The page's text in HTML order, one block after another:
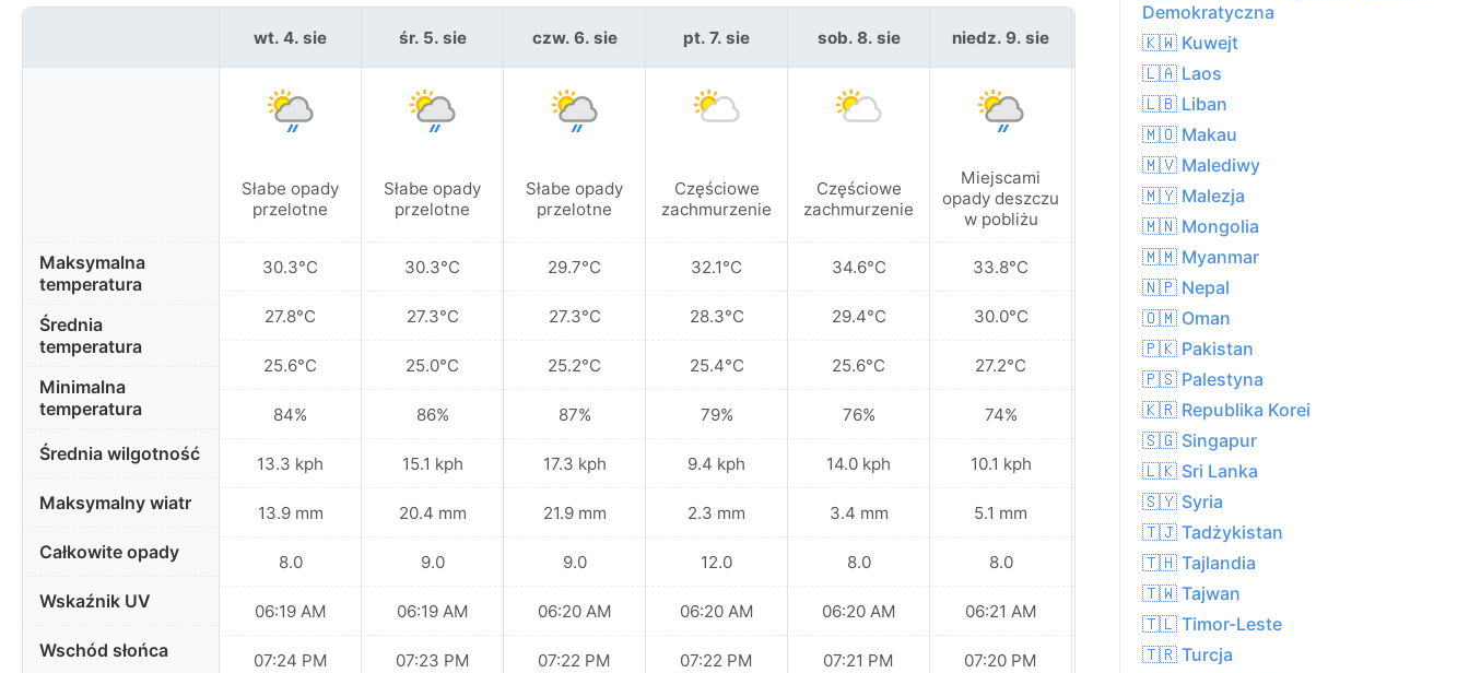
Maksymalna
temperatura
Średnia
temperatura
Minimalna
temperatura
Średnia wilgotność
Maksymalny wiatr
Całkowite opady
Wskaźnik UV
Wschód słońca
wt. 4. sie
Słabe opady
przelotne
30.3°C
27.8°C
25.6°C
84%
13.3 kph
13.9 mm
8.0
06:19 AM
07:24 PM
śr. 5. sie
Słabe opady
przelotne
30.3°C
27.3°C
25.0°C
86%
15.1 kph
20.4 mm
9.0
06:19 AM
07:23 PM
czw. 6. sie
Słabe opady
przelotne
29.7°C
27.3°C
25.2°C
87%
17.3 kph
21.9 mm
9.0
06:20 AM
07:22 PM
pt. 7. sie
Częściowe
zachmurzenie
32.1°C
28.3°C
25.4°C
79%
9.4 kph
2.3 mm
12.0
06:20 AM
07:22 PM
sob. 8. sie
Częściowe
zachmurzenie
34.6°C
29.4°C
25.6°C
76%
14.0 kph
3.4 mm
8.0
06:20 AM
07:21 PM
niedz. 9. sie
Miejscami
opady deszczu
w pobliżu
33.8°C
30.0°C
27.2°C
74%
10.1 kph
5.1 mm
8.0
06:21 AM
07:20 PM
pon. 10. sie
Częściowe
zachmurzenie
32.4°C
29.5°C
78%
11.5 kph
3.5 mm
8.0
06:21 AM
07:20 PM
Demokratyczna
🇰🇼 Kuwejt
🇱🇦 Laos
🇱🇧 Liban
🇲🇴 Makau
🇲🇻 Malediwy
🇲🇾 Malezja
🇲🇳 Mongolia
🇲🇲 Myanmar
🇳🇵 Nepal
🇴🇲 Oman
🇵🇰 Pakistan
🇵🇸 Palestyna
🇰🇷 Republika Korei
🇸🇬 Singapur
🇱🇰 Sri Lanka
🇸🇾 Syria
🇹🇯 Tadżykistan
🇹🇭 Tajlandia
🇹🇼 Tajwan
🇹🇱 Timor-Leste
🇹🇷 Turcja